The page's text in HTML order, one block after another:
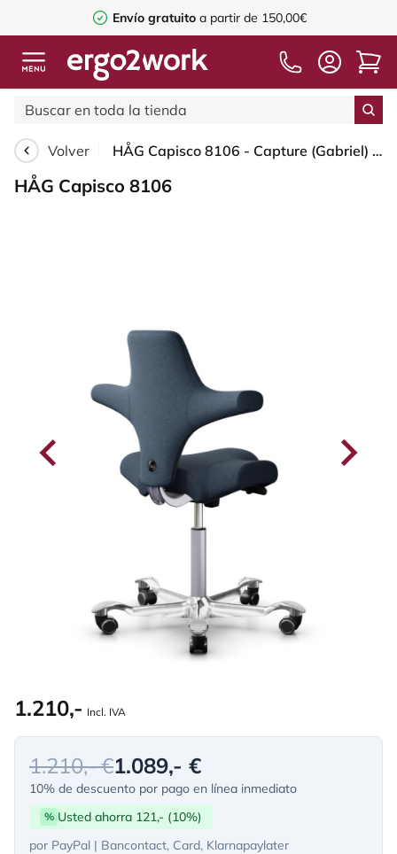
Envío gratuito a partir de 150,00€
Volver HÅG Capisco 8106 - Capture (Gabriel) - Lana / Poliamida - CPT6001 - Dark blue - Silver - 150mm (seat height 40–55cm) - Hard castors for soft floors
HÅG Capisco 8106
1.210,- Incl. IVA
1.210,- €1.089,- €
10% de descuento por pago en línea inmediato
% Usted ahorra 121,- (10%)
por PayPal | Bancontact, Card, Klarnapaylater